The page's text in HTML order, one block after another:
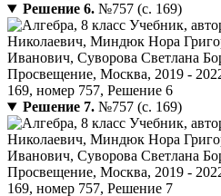
Решение 6.№757 (с. 169)
Решение 7.№757 (с. 169)